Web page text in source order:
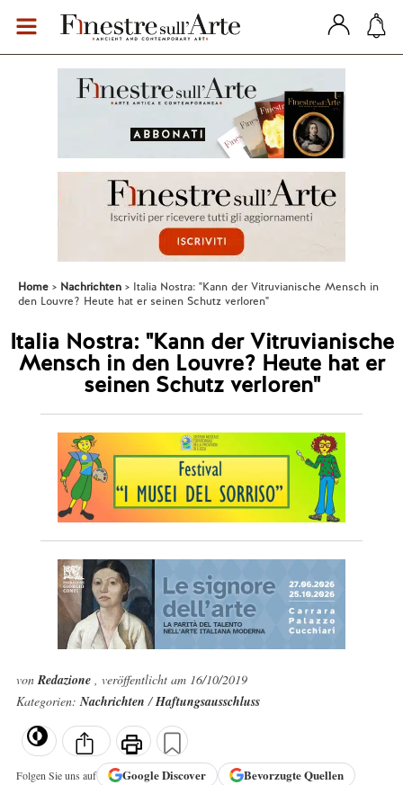
Home Nachrichten
Italia Nostra: "Kann der Vitruvianische Mensch in
den Louvre? Heute hat er seinen Schutz verloren"
Italia Nostra: "Kann der Vitruvianische
Mensch in den Louvre? Heute hat er
seinen Schutz verloren"
vonRedazione , veröffentlicht am 16/10/2019
Kategorien:Nachrichten/Haftungsausschluss
Folgen Sie uns auf GoogleDiscover Bevorzugte Quellen